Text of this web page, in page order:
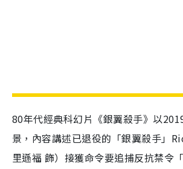
80年代經典科幻片《銀翼殺手》以
景，內容講述已退役的「銀翼殺手」
里遜福 飾）接獲命令要追捕反抗禁令